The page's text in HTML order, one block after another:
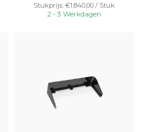
Stukprijs: €1.840,00 / Stuk
2 - 3 Werkdagen